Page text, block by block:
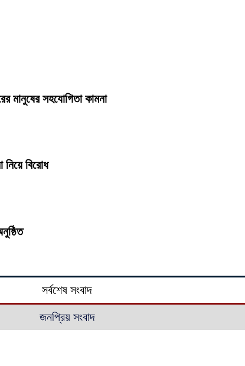
মানুষের সহযোগিতা কামনা
বিরোধ
সর্বশেষ সংবাদ
জনপ্রিয় সংবাদ